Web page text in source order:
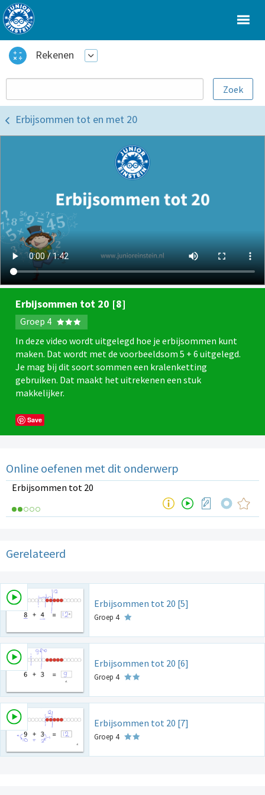
Rekenen
Erbijsommen tot en met 20
Erbijsommen tot 20 [8]
Groep 4
In deze video wordt uitgelegd hoe je erbijsommen kunt
maken. Dat wordt met de voorbeeldsom 5 + 6 uitgelegd.
Je mag bij dit soort sommen een kralenketting
gebruiken. Dat maakt het uitrekenen een stuk
makkelijker.
Save
Online oefenen met dit onderwerp
Erbijsommen tot 20
Gerelateerd
Erbijsommen tot 20 [5]
Groep 4
Erbijsommen tot 20 [6]
Groep 4
Erbijsommen tot 20 [7]
Groep 4